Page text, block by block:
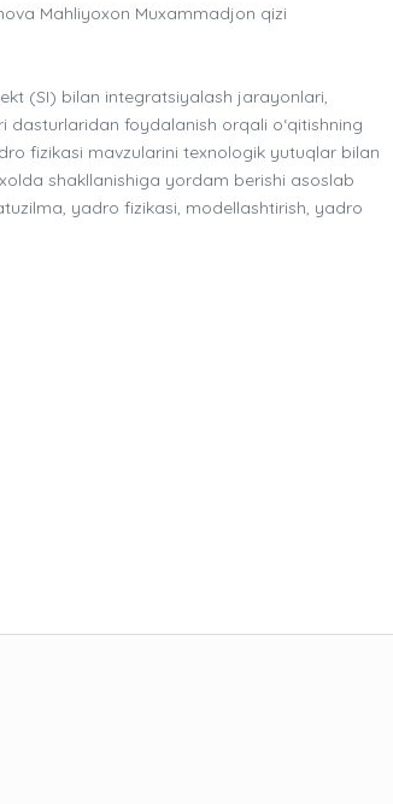
Mahliyoxon Muxammadjon qizi
(SI) bilan integratsiyalash jarayonlari,
foydalanish orqali o‘qitishning
fizikasi mavzularini texnologik yutuqlar bilan
shakllanishiga yordam berishi asoslab
yadro fizikasi, modellashtirish, yadro